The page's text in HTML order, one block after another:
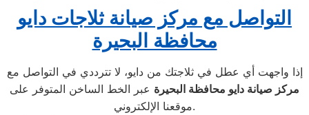
التواصل مع مركز صيانة ثلاجات دايو
محافظة البحيرة
إذا واجهت أي عطل في ثلاجتك من دايو، لا تترددي في التواصل مع
مركز صيانة دايو محافظة البحيرة عبر الخط الساخن المتوفر على
موقعنا الإلكتروني.